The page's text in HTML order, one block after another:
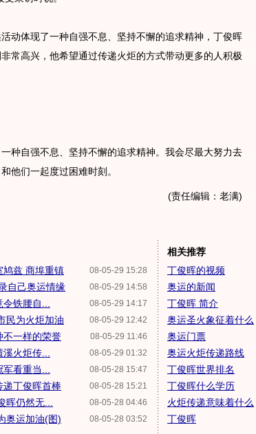
体现了一种自强不息、坚持不懈的追求精神，丁俊晖
常高兴，他希望通过传递火炬的方式带动更多的人积极
自强不息、坚持不懈的追求精神。我会尽最大努力去
他们一起度过困难时刻。
(责任编辑：老满)
08-05-29 15:28
鸠兹 商埠重镇
08-05-29 14:58
自己奥运情缘
08-05-29 14:17
铁腰自...
08-05-29 12:42
民为火炬加油
08-05-29 11:46
不一样的荣誉
08-05-29 01:32
火炬传...
08-05-28 15:47
看重当...
08-05-28 15:21
递丁俊晖首棒
08-05-28 04:46
仍然无...
08-05-28 03:52
奥运加油(图)
相关推荐
丁俊晖的视频
奥运的新闻
丁俊晖 简介
奥运圣火象征着什么
奥运门票
奥运火炬传递路线
丁俊晖世界排名
丁俊晖什么学历
火炬传递意味着什么
丁俊晖